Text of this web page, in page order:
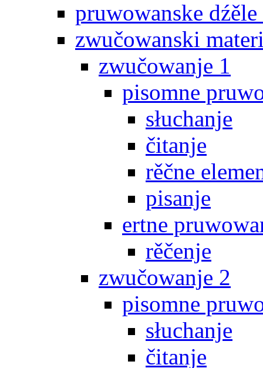
pruwowanske
zwučowanski
zwučowanje 1
pisomne
słuchanje
čitanje
rěčne
pisanje
ertne
rěčenje
zwučowanje 2
pisomne
słuchanje
čitanje